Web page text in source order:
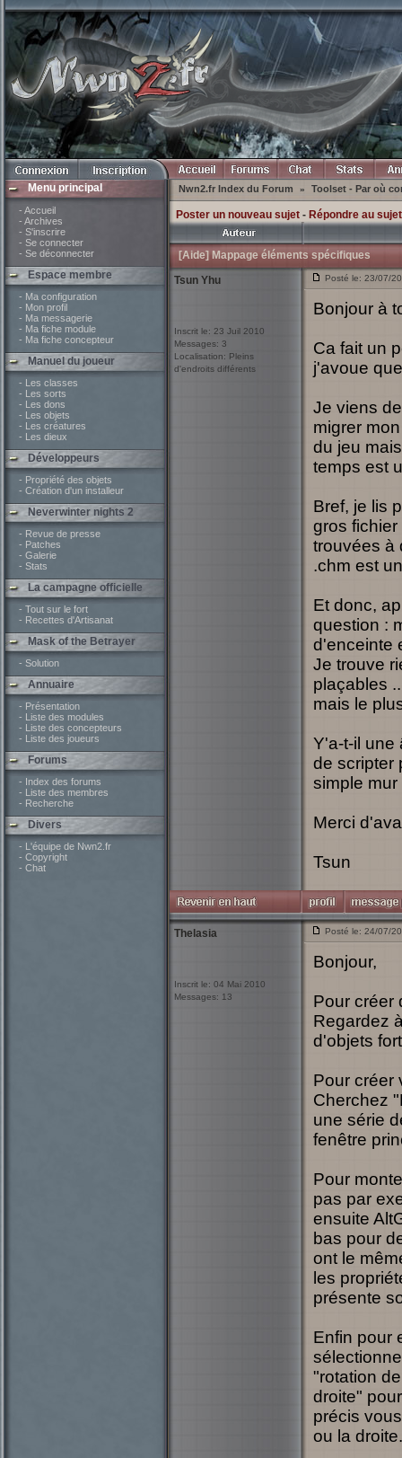
Menu principal
- Accueil
- Archives
- S'inscrire
- Se connecter
- Se déconnecter
Espace membre
- Ma configuration
- Mon profil
- Ma messagerie
- Ma fiche module
- Ma fiche concepteur
Manuel du joueur
- Les classes
- Les sorts
- Les dons
- Les objets
- Les créatures
- Les dieux
Développeurs
- Propriété des objets
- Création d'un installeur
Neverwinter nights 2
- Revue de presse
- Patches
- Galerie
- Stats
La campagne officielle
- Tout sur le fort
- Recettes d'Artisanat
Mask of the Betrayer
- Solution
Annuaire
- Présentation
- Liste des modules
- Liste des concepteurs
- Liste des joueurs
Forums
- Index des forums
- Liste des membres
- Recherche
Divers
- L'équipe de Nwn2.fr
- Copyright
- Chat
Nwn2.fr Index du Forum » Toolset - Par où
Poster un nouveau sujet- Répondre au sujet
[Aide] Mappage éléments spécifiques
Tsun Yhu
Inscrit le: 23 Juil 2010
Messages: 3
Localisation: Pleins
d'endroits différents
Posté le: 23/07/
Bonjour à
Ca fait un
j'avoue
Je viens
migrer
du jeu
temps est
Bref, je lis
gros
trouvées à
.chm est
Et donc,
question :
d'enceinte
Je trouve
plaçables
mais le
Y'a-t-il une
de scripter
simple mur
Merci
Tsun
Thelasia
Inscrit le: 04 Mai 2010
Messages: 13
Posté le: 24/07/
Bonjour,
Pour créer
Regardez
d'objets
Pour créer
Cherchez
une série
fenêtre
Pour
pas par
ensuite
bas pour
ont le
les
présente
Enfin pour
"rotation
droite"
précis
ou la droite.